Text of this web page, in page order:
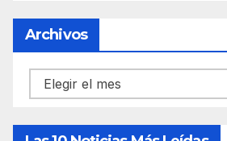
Archivos
Archivos